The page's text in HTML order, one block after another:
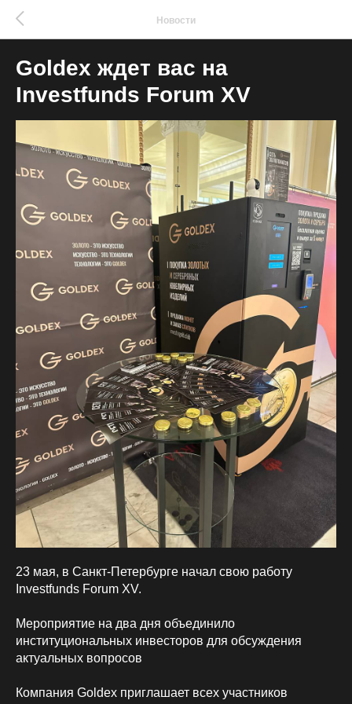
Новости
Goldex ждет вас на
Investfunds Forum XV
23 мая, в Санкт-Петербурге начал свою работу
Investfunds Forum XV.
Мероприятие на два дня объединило
институциональных инвесторов для обсуждения
актуальных вопросов
Компания Goldex приглашает всех участников